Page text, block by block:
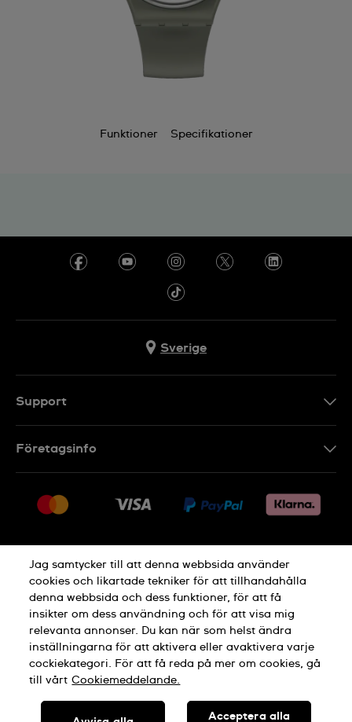
Funktioner Specifikationer
Sverige
Support
Returer
Försäljningsvillkor
Ångra köp
Företagsinfo
Jobs
Integritetspolicy Cookie Notice
Allmänna Villkor
TILLVERKAD I SCHWEIZ
Jag samtycker till att denna webbsida använder
cookies och likartade tekniker för att tillhandahålla
denna webbsida och dess funktioner, för att få
insikter om dess användning och för att visa mig
relevanta annonser. Du kan när som helst ändra
inställningarna för att aktivera eller avaktivera varje
cockiekategori. För att få reda på mer om cookies, gå
till vårt Cookiemeddelande.
Acceptera alla